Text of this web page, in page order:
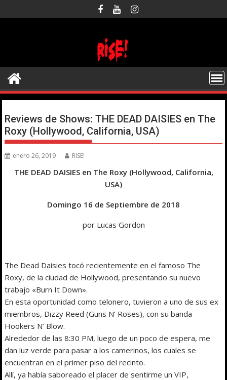
al
Reviews de Shows: THE DEAD DAISIES en The
Roxy (Hollywood, California, USA)
enero 26, 2019 RISE!
THE DEAD DAISIES en The Roxy (Hollywood, California,
USA)
Domingo 16 de Septiembre de 2018
por Lucas Gordon
The Dead Daisies tocó recientemente en el famoso The
Roxy, de la ciudad de Hollywood, presentando su nuevo
trabajo «Burn It Down».
En esta oportunidad como telonero, tuvieron a uno de sus ex
miembros, Dizzy Reed (Guns N’ Roses), con su banda
Hookers N’ Blow.
Alrededor de las 8:30 PM, luego de un poco de espera, me
dan luz verde para pasar a los camerinos, los cuales se
encuentran en el primer piso del recinto.
Allí, ya había saboreado el placer de sentirme un VIP,